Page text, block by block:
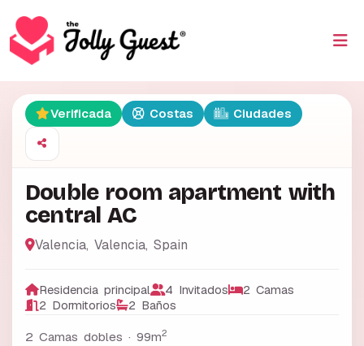
Verificada Costas Ciudades
Double room apartment with
central AC
Valencia, Valencia, Spain
Residencia principal 4 Invitados
2 Camas
2 Dormitorios
2 Baños
2 Camas dobles · 99m2